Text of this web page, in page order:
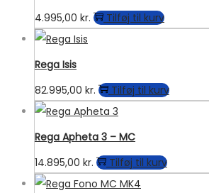
4.995,00 kr. Tilføj til kurv
Rega Isis
82.995,00 kr. Tilføj til kurv
Rega Apheta 3 – MC
14.895,00 kr. Tilføj til kurv